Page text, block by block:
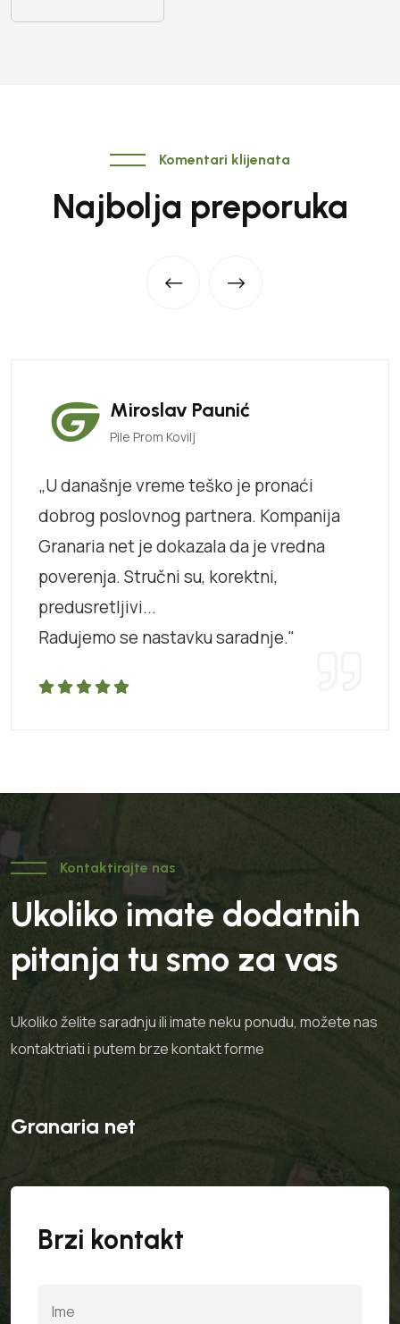
Komentari klijenata
Najbolja preporuka
Miroslav Paunić
Pile Prom Kovilj
„U današnje vreme teško je pronaći
dobrog poslovnog partnera. Kompanija
Granaria net je dokazala da je vredna
poverenja. Stručni su, korektni,
predusretljivi...
Radujemo se nastavku saradnje."
Kontaktirajte nas
Ukoliko imate dodatnih
pitanja tu smo za vas
Ukoliko želite saradnju ili imate neku ponudu, možete nas
kontaktriati i putem brze kontakt forme
Granaria net
Brzi kontakt